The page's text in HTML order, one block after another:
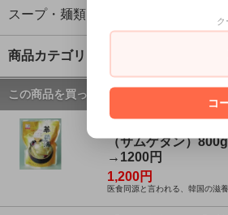
スープ・麺類
商品カテゴリー一覧
この商品を買った人はこんな商品も買って
（サムゲタン）
→1200円
1,200円
医食同源と言われる、韓国の滋
ク
コ